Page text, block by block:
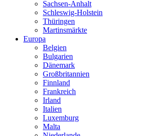
Sachsen-Anhalt
Schleswig-Holstein
Thüringen
Martinsmärkte
Europa
Belgien
Bulgarien
Dänemark
Großbritannien
Finnland
Frankreich
Irland
Italien
Luxemburg
Malta